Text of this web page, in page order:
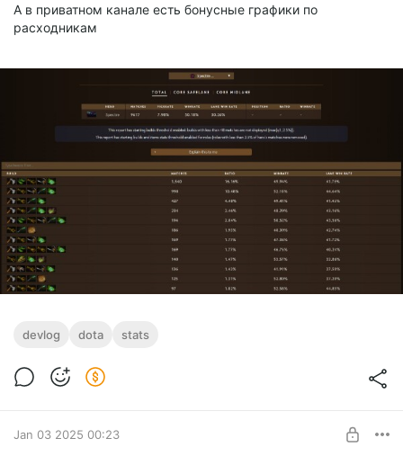
А в приватном канале есть бонусные графики по
расходникам
devlog dota stats
Jan 03 2025 00:23